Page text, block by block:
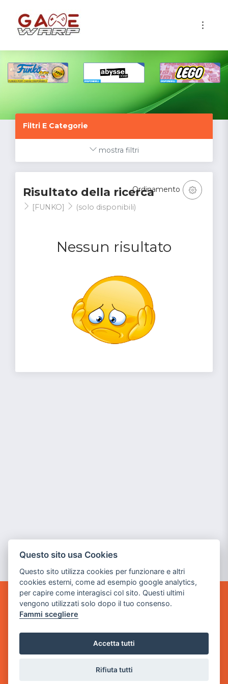
Filtri E Categorie
mostra filtri
Risultato della ricerca
[FUNKO] (solo disponibili)
Nessun risultato
Ordinamento
GAME WARP
BY POWER GAME SRL
via Villaggio dei Platani, 3
Questo sito usa Cookies
Questo sito utilizza cookies per funzionare e altri
cookies esterni, come ad esempio google analytics,
per capire come interagisci col sito. Questi ultimi
vengono utilizzati solo dopo il tuo consenso.
Fammi scegliere
Accetta tutti
Rifiuta tutti